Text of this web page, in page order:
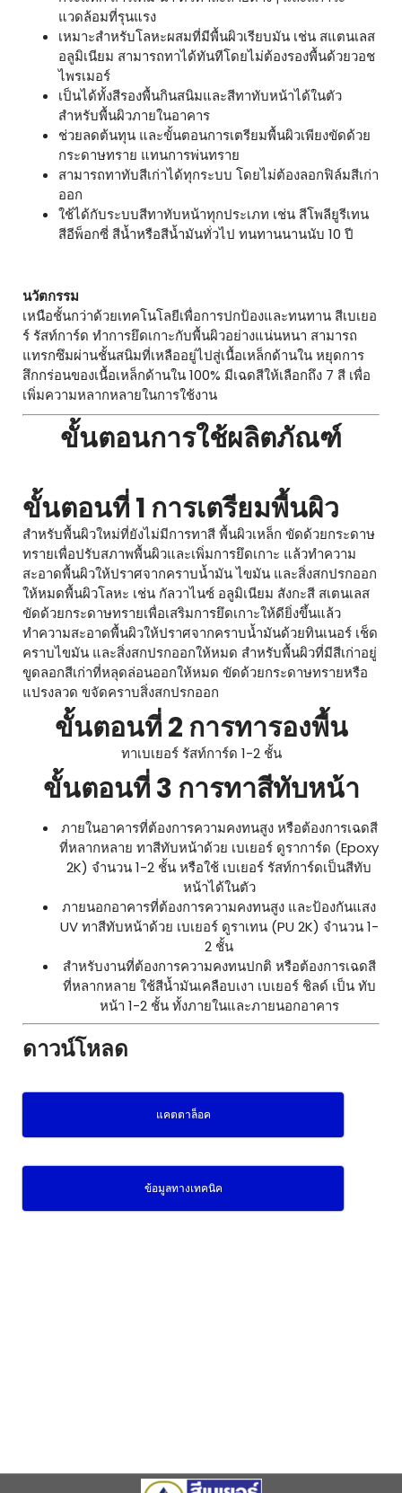
แวดล้อมที่รุนแรง
เหมาะสำหรับโลหะผสมที่มีพื้นผิวเรียบมัน เช่น สแตนเลส
อลูมิเนียม สามารถทาได้ทันทีโดยไม่ต้องรองพื้นด้วยวอช
ไพรเมอร์
เป็นได้ทั้งสีรองพื้นกินสนิมและสีทาทับหน้าได้ในตัว
สำหรับพื้นผิวภายในอาคาร
ช่วยลดต้นทุน และขั้นตอนการเตรียมพื้นผิวเพียงขัดด้วย
กระดาษทราย แทนการพ่นทราย
สามารถทาทับสีเก่าได้ทุกระบบ โดยไม่ต้องลอกฟิล์มสีเก่า
ออก
ใช้ได้กับระบบสีทาทับหน้าทุกประเภท เช่น สีโพลียูรีเทน
สีอีพ็อกซี่ สีน้ำหรือสีน้ำมันทั่วไป ทนทานนานนับ 10 ปี
นวัตกรรม
เหนือชั้นกว่าด้วยเทคโนโลยีเพื่อการปกป้องและทนทาน สีเบเยอ
ร์ รัสท์การ์ด ทำการยึดเกาะกับพื้นผิวอย่างแน่นหนา สามารถ
แทรกซึมผ่านชั้นสนิมที่เหลืออยู่ไปสู่เนื้อเหล็กด้านใน หยุดการ
สึกกร่อนของเนื้อเหล็กด้านใน 100% มีเฉดสีให้เลือกถึง 7 สี เพื่อ
เพิ่มความหลากหลายในการใช้งาน
ขั้นตอนการใช้ผลิตภัณฑ์
ขั้นตอนที่ 1 การเตรียมพื้นผิว
สำหรับพื้นผิวใหม่ที่ยังไม่มีการทาสี พื้นผิวเหล็ก ขัดด้วยกระดาษ
ทรายเพื่อปรับสภาพพื้นผิวและเพิ่มการยึดเกาะ แล้วทำความ
สะอาดพื้นผิวให้ปราศจากคราบน้ำมัน ไขมัน และสิ่งสกปรกออก
ให้หมดพื้นผิวโลหะ เช่น กัลวาไนซ์ อลูมิเนียม สังกะสี สเตนเลส
ขัดด้วยกระดาษทรายเพื่อเสริมการยึดเกาะให้ดียิ่งขึ้นแล้ว
ทำความสะอาดพื้นผิวให้ปราศจากคราบน้ำมันด้วยทินเนอร์ เช็ด
คราบไขมัน และสิ่งสกปรกออกให้หมด สำหรับพื้นผิวที่มีสีเก่าอยู่
ขูดลอกสีเก่าที่หลุดล่อนออกให้หมด ขัดด้วยกระดาษทรายหรือ
แปรงลวด ขจัดคราบสิ่งสกปรกออก
ขั้นตอนที่ 2 การทารองพื้น
ทาเบเยอร์ รัสท์การ์ด 1-2 ชั้น
ขั้นตอนที่ 3 การทาสีทับหน้า
ภายในอาคารที่ต้องการความคงทนสูง หรือต้องการเฉดสี
ที่หลากหลาย ทาสีทับหน้าด้วย เบเยอร์ ดูราการ์ด (Epoxy
2K) จำนวน 1-2 ชั้น หรือใช้ เบเยอร์ รัสท์การ์ดเป็นสีทับ
หน้าได้ในตัว
ภายนอกอาคารที่ต้องการความคงทนสูง และป้องกันแสง
UV ทาสีทับหน้าด้วย เบเยอร์ ดูราเทน (PU 2K) จำนวน 1-
2 ชั้น
สำหรับงานที่ต้องการความคงทนปกติ หรือต้องการเฉดสี
ที่หลากหลาย ใช้สีน้ำมันเคลือบเงา เบเยอร์ ชิลด์ เป็น ทับ
หน้า 1-2 ชั้น ทั้งภายในและภายนอกอาคาร
ดาวน์โหลด
แคตตาล็อค
ข้อมูลทางเทคนิค